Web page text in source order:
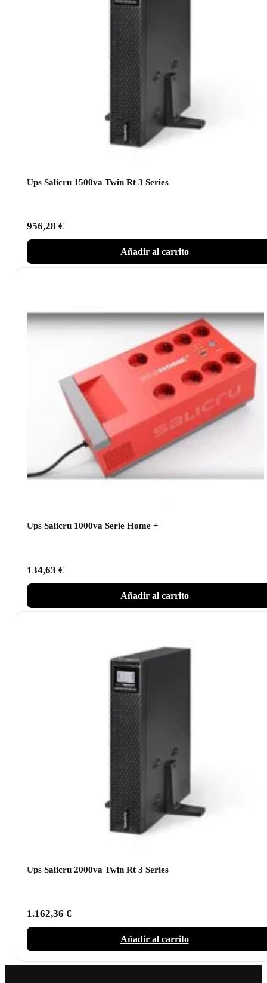
Ups Salicru 1500va Twin Rt 3 Series
956,28 €
Añadir al carrito
Ups Salicru 1000va Serie Home +
134,63 €
Añadir al carrito
Ups Salicru 2000va Twin Rt 3 Series
1.162,36 €
Añadir al carrito